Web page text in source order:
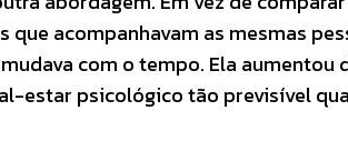
que acompanhavam as mesmas
com o tempo. Ela
estar psicológico tão previsível